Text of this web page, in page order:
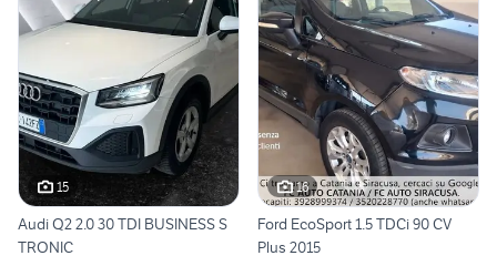
15
Audi Q2 2.0 30 TDI BUSINESS S
TRONIC
16
Ford EcoSport 1.5 TDCi 90 CV
Plus 2015